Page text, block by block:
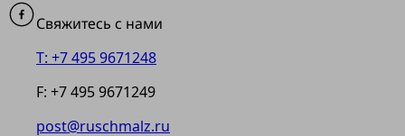
Свяжитесь с нами
T: +7 495 9671248
F: +7 495 9671249
post@ruschmalz.ru